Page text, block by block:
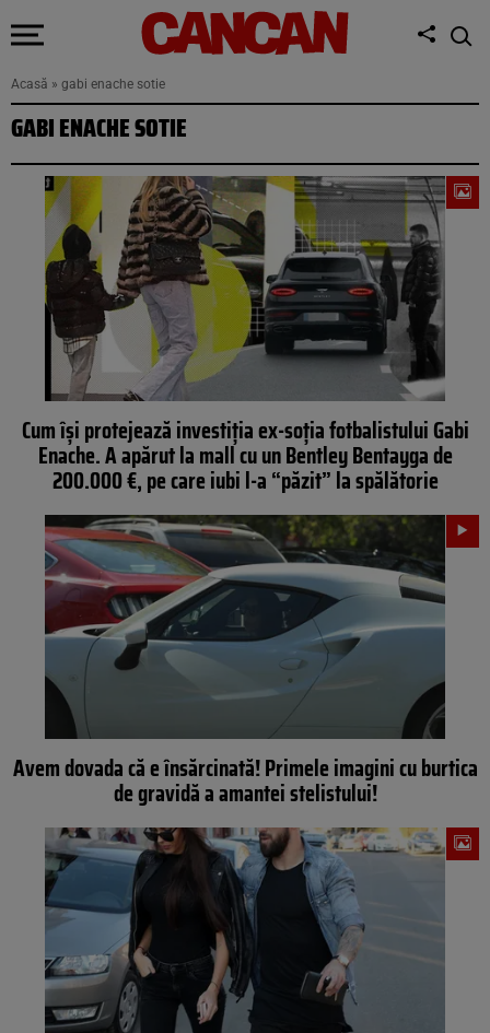
Acasă » gabi enache sotie
GABI ENACHE SOTIE
Cum își protejează investiția ex-soția fotbalistului Gabi
Enache. A apărut la mall cu un Bentley Bentayga de
200.000 €, pe care iubi l-a “păzit” la spălătorie
Avem dovada că e însărcinată! Primele imagini cu burtica
de gravidă a amantei stelistului!